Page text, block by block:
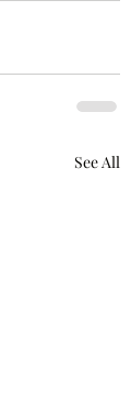
See All